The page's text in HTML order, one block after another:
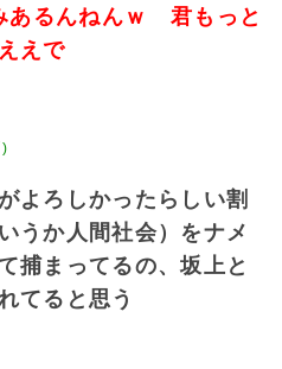
あるんねんｗ 君もっと
えで
よろしかったらしい割
うか人間社会）をナメ
捕まってるの、坂上と
てると思う